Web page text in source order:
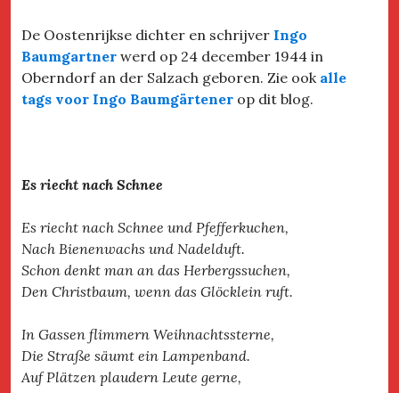
De Oostenrijkse dichter en schrijver Ingo
Baumgartner werd op 24 december 1944 in
Oberndorf an der Salzach geboren. Zie ook alle
tags voor Ingo Baumgärtener op dit blog.
Es riecht nach Schnee
Es riecht nach Schnee und Pfefferkuchen,
Nach Bienenwachs und Nadelduft.
Schon denkt man an das Herbergssuchen,
Den Christbaum, wenn das Glöcklein ruft.
In Gassen flimmern Weihnachtssterne,
Die Straße säumt ein Lampenband.
Auf Plätzen plaudern Leute gerne,